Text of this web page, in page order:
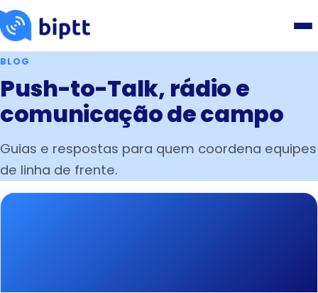
BLOG
Push-to-Talk, rádio e
comunicação de campo
Guias e respostas para quem coordena equipes
de linha de frente.